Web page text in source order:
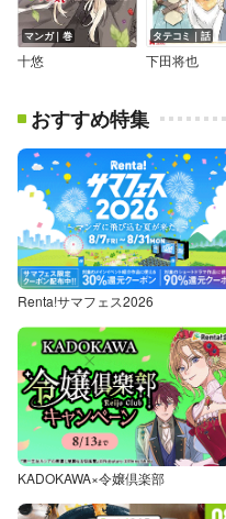
マンガ｜巻
十悠
タテコミ｜話
下田将也
おすすめ特集
Renta!サマフェス2026
KADOKAWA×令嬢倶楽部